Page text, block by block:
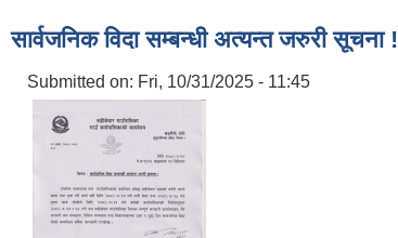
सार्वजनिक विदा सम्बन्धी अत्यन्त जरुरी सूचना !
Submitted on: Fri, 10/31/2025 - 11:45